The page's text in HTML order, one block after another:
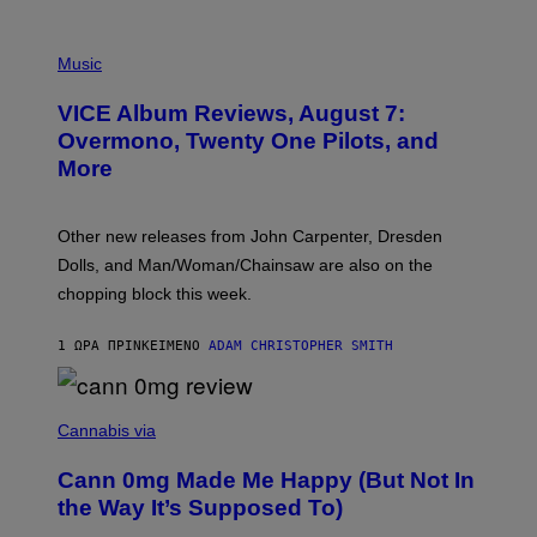
I
U
R
E
D
N
D
N
M
A
N
W
O
A
N
/
Music
VICE Album Reviews, August 7:
Overmono, Twenty One Pilots, and
More
Other new releases from John Carpenter, Dresden
Dolls, and Man/Woman/Chainsaw are also on the
chopping block this week.
1 ΏΡΑ ΠΡΙΝΚΕΊΜΕΝΟ ADAM CHRISTOPHER SMITH
I
S
T
O
Cannabis via
Cann 0mg Made Me Happy (But Not In
the Way It’s Supposed To)